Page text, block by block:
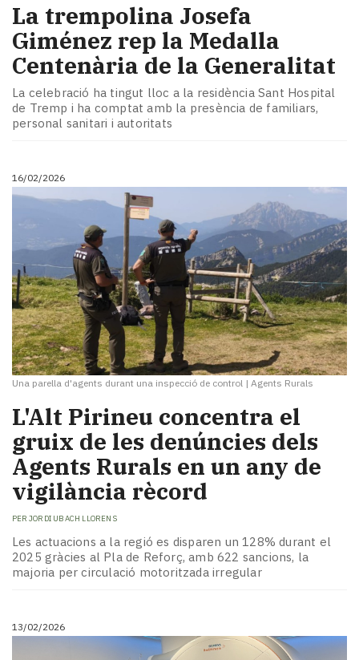
La trempolina Josefa
Giménez rep la Medalla
Centenària de la Generalitat
La celebració ha tingut lloc a la residència Sant Hospital
de Tremp i ha comptat amb la presència de familiars,
personal sanitari i autoritats
16/02/2026
Una parella d'agents durant una inspecció de control | Agents Rurals
L'Alt Pirineu concentra el
gruix de les denúncies dels
Agents Rurals en un any de
vigilància rècord
PER JORDI UBACH LLORENS
Les actuacions a la regió es disparen un 128% durant el
2025 gràcies al Pla de Reforç, amb 622 sancions, la
majoria per circulació motoritzada irregular
13/02/2026